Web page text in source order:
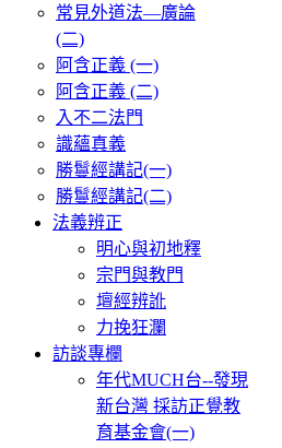
常見外道法—廣論
(二)
阿含正義 (一)
阿含正義 (二)
入不二法門
識蘊真義
勝鬘經講記(一)
勝鬘經講記(二)
法義辨正
明心與初地釋
宗門與教門
壇經辨訛
力挽狂瀾
訪談專欄
年代MUCH台--發現
新台灣 採訪正覺教
育基金會(一)